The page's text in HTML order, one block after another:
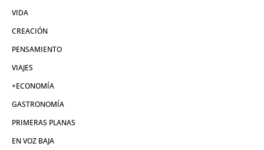
VIDA
CREACIÓN
PENSAMIENTO
VIAJES
+ECONOMÍA
GASTRONOMÍA
PRIMERAS PLANAS
EN VOZ BAJA